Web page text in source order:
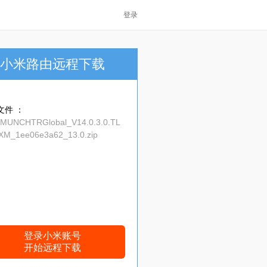
登录
小米路由远程下载
件 ：
登录小米账号
开始远程下载